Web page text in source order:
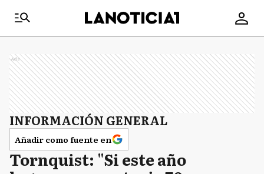
Ads
INFORMACIÓN GENERAL
Añadir como fuente en
Tornquist: "Si este año